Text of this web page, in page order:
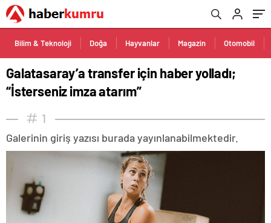
Bilim & Teknoloji Doğa Hayvanlar Magazin Otomobil
Galatasaray’a transfer için haber yolladı;
“İsterseniz imza atarım”
1
Galerinin giriş yazısı burada yayınlanabilmektedir.